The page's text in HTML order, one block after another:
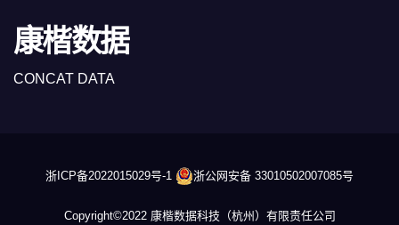
康楷数据
CONCAT DATA
浙ICP备2022015029号-1 浙公网安备 33010502007085号
Copyright©2022 康楷数据科技（杭州）有限责任公司